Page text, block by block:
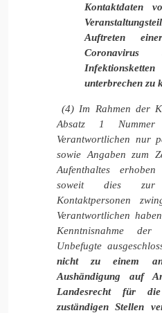
Kontaktdaten
Auftreten
Coronavirus
unterbrechen zu
(4) Im Rahmen der
Absatz 1
Verantwortlichen nur
sowie Angaben zum
Aufenthaltes
soweit dies zur
Kontaktpersonen
Verantwortlichen
Kenntnisnahme
Unbefugte
nicht zu einem
Aushändigung auf
Landesrecht für
zuständigen Stellen